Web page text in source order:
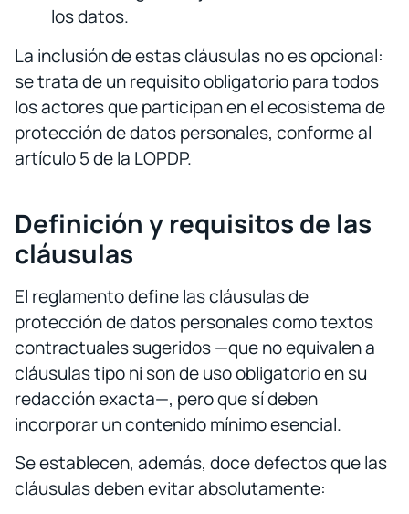
los datos.
La inclusión de estas cláusulas no es opcional:
se trata de un requisito obligatorio para todos
los actores que participan en el ecosistema de
protección de datos personales, conforme al
artículo 5 de la LOPDP.
Definición y requisitos de las
cláusulas
El reglamento define las cláusulas de
protección de datos personales como textos
contractuales sugeridos —que no equivalen a
cláusulas tipo ni son de uso obligatorio en su
redacción exacta—, pero que sí deben
incorporar un contenido mínimo esencial.
Se establecen, además, doce defectos que las
cláusulas deben evitar absolutamente: